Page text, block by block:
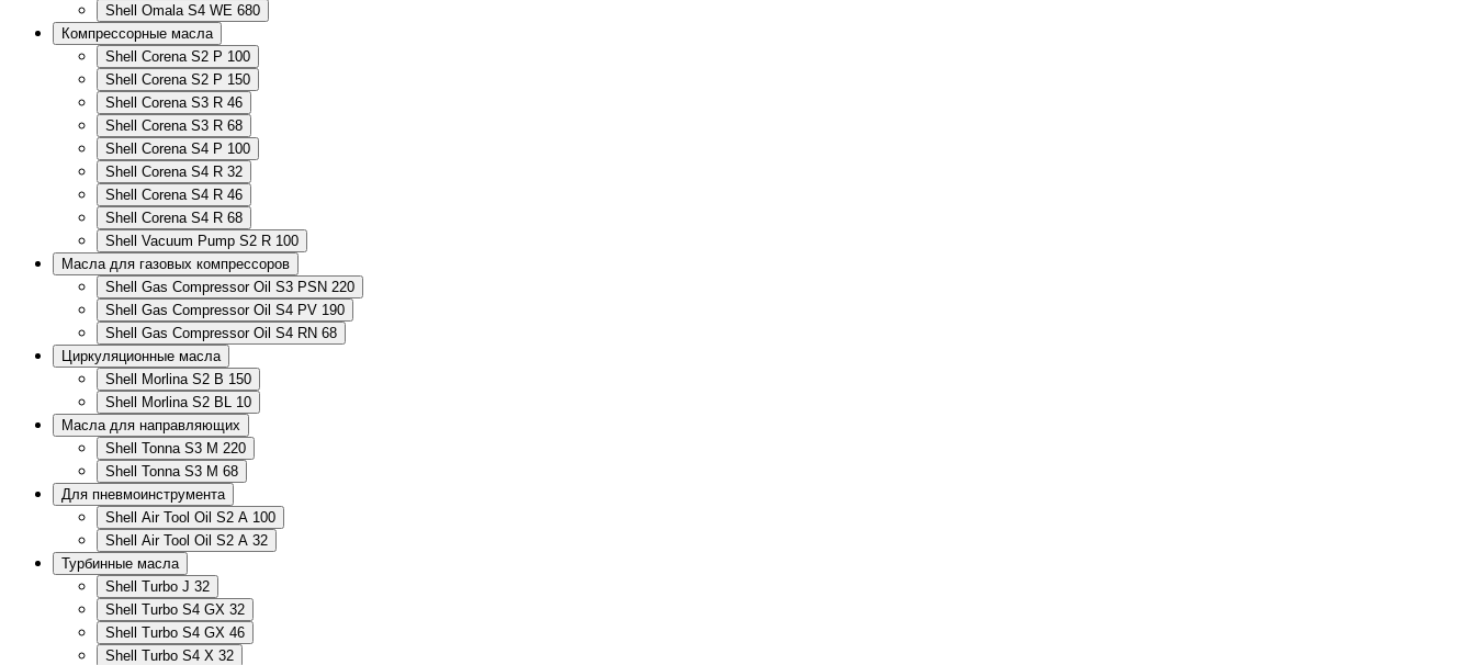
Shell Omala S4 WE 680
Компрессорные масла
Shell Corena S2 P 100
Shell Corena S2 P 150
Shell Corena S3 R 46
Shell Corena S3 R 68
Shell Corena S4 P 100
Shell Corena S4 R 32
Shell Corena S4 R 46
Shell Corena S4 R 68
Shell Vacuum Pump S2 R 100
Масла для газовых компрессоров
Shell Gas Compressor Oil S3 PSN 220
Shell Gas Compressor Oil S4 PV 190
Shell Gas Compressor Oil S4 RN 68
Циркуляционные масла
Shell Morlina S2 B 150
Shell Morlina S2 BL 10
Масла для направляющих
Shell Tonna S3 M 220
Shell Tonna S3 M 68
Для пневмоинструмента
Shell Air Tool Oil S2 A 100
Shell Air Tool Oil S2 A 32
Турбинные масла
Shell Turbo J 32
Shell Turbo S4 GX 32
Shell Turbo S4 GX 46
Shell Turbo S4 X 32